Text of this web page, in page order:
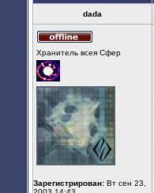
dada
в
Хранитель всея Cфер
Зарегистрирован: Вт сен 23,